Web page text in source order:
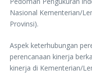
Nasional Kementerian/
Provinsi).
Aspek keterhubungan
perencanaan kinerja
kinerja di Kementerian/